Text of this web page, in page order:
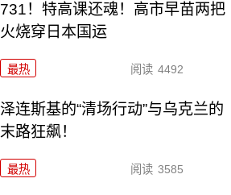
731！特高课还魂！高市早苗两把
火烧穿日本国运
最热 阅读 4492
泽连斯基的“清场行动”与乌克兰的
末路狂飙！
最热 阅读 3585